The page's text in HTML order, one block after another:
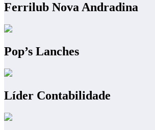
Ferrilub Nova Andradina
Pop’s Lanches
Líder Contabilidade